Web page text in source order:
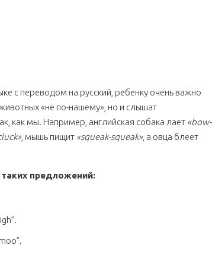
с переводом на русский, ребенку очень важно
«не по-нашему», но и слышат
как мы. Например, английская собака лает «bow-
, мышь пищит «squeak-squeak», а овца блеет
предложений: